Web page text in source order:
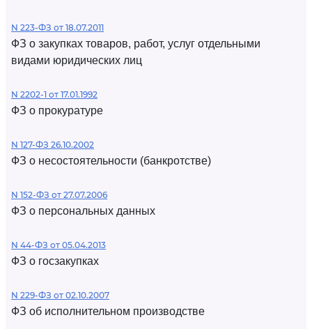
N 223-ФЗ от 18.07.2011
ФЗ о закупках товаров, работ, услуг отдельными
видами юридических лиц
N 2202-1 от 17.01.1992
ФЗ о прокуратуре
N 127-ФЗ 26.10.2002
ФЗ о несостоятельности (банкротстве)
N 152-ФЗ от 27.07.2006
ФЗ о персональных данных
N 44-ФЗ от 05.04.2013
ФЗ о госзакупках
N 229-ФЗ от 02.10.2007
ФЗ об исполнительном производстве